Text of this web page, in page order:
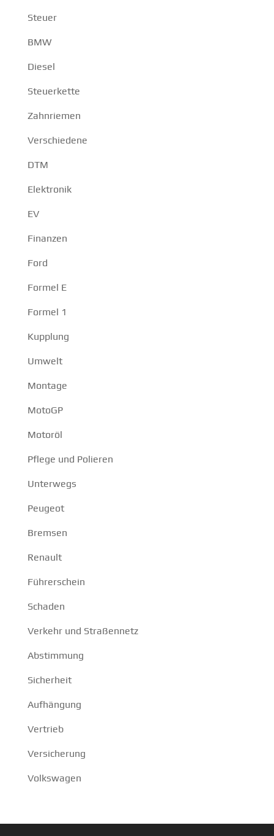
Steuer
BMW
Diesel
Steuerkette
Zahnriemen
Verschiedene
DTM
Elektronik
EV
Finanzen
Ford
Formel E
Formel 1
Kupplung
Umwelt
Montage
MotoGP
Motoröl
Pflege und Polieren
Unterwegs
Peugeot
Bremsen
Renault
Führerschein
Schaden
Verkehr und Straßennetz
Abstimmung
Sicherheit
Aufhängung
Vertrieb
Versicherung
Volkswagen